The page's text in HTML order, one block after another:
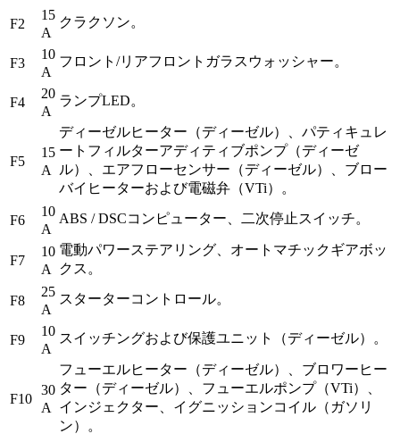
F2
15
A
クラクソン。
F3
10
A
フロント/リアフロントガラスウォッシャー。
F4
20
A
ランプLED。
F5
15
A
ディーゼルヒーター（ディーゼル）、パティキュレ
ートフィルターアディティブポンプ（ディーゼ
ル）、エアフローセンサー（ディーゼル）、ブロー
バイヒーターおよび電磁弁（VTi）。
F6
10
A
ABS / DSCコンピューター、二次停止スイッチ。
F7
10
A
電動パワーステアリング、オートマチックギアボッ
クス。
F8
25
A
スターターコントロール。
F9
10
A
スイッチングおよび保護ユニット（ディーゼル）。
F10
30
A
フューエルヒーター（ディーゼル）、ブロワーヒー
ター（ディーゼル）、フューエルポンプ（VTi）、
インジェクター、イグニッションコイル（ガソリ
ン）。